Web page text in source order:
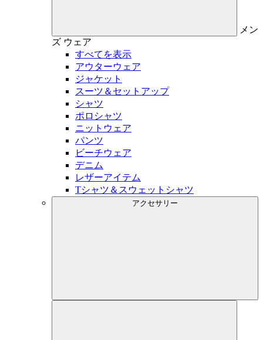
メン
ズ ウェア
すべてを表示
アウターウェア
ジャケット
スーツ＆セットアップ
シャツ
ポロシャツ
ニットウェア
パンツ
ビーチウェア
デニム
レザーアイテム
Tシャツ＆スウェットシャツ
アクセサリー